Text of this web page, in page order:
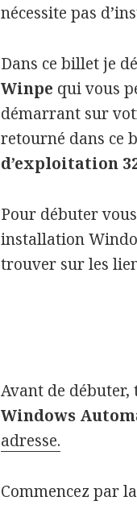
nécessite pas
Dans ce billet je
Winpe qui vous
démarrant sur
retourné dans ce
d’exploitation
Pour débuter
installation
trouver sur les
Avant de
Windows
adresse.
Commencez par